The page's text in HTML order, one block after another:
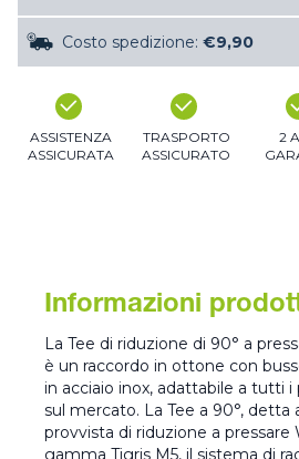
Costo spedizione: €9,90
ASSISTENZA
ASSICURATA
TRASPORTO
ASSICURATO
2
Informazioni
La Tee di riduzione di 90° a
è un raccordo in ottone con
in acciaio inox, adattabile a tutti i
sul mercato. La Tee a 90°, detta
provvista di riduzione a pressare
gamma Tigris M5, il sistema di